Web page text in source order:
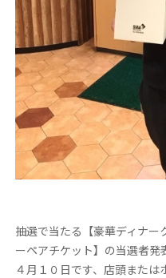
抽選で当たる【豪華ディナー
ーペアチケット】の当選者発
４月１０日です、店頭また